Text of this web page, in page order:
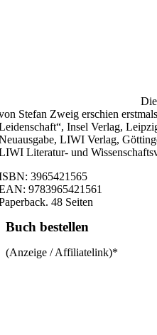
Stefan Zweig erschien
Insel Verlag,
LIWI Verlag,
Literatur- und
3965421565
9783965421561
48 Seiten
Buch bestellen
(Anzeige / Affiliatelink)*